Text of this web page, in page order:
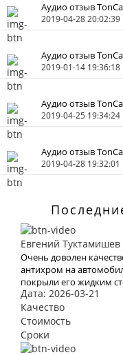
Аудио отзыв
2019-04-28 20:02:39
Аудио отзыв
2019-01-14 19:36:18
Аудио отзыв
2019-04-25 19:34:24
Аудио отзыв
2019-04-28 19:32:01
Евгений Туктамишев
Очень доволен
антихром на
покрыли его жидким
потрясающий!
Дата: 2026-03-21
Качество
Стоимость
Сроки